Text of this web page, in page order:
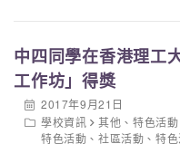
中四同學在香港理工
工作坊」得獎
2017年9月21日
學校資訊
其他 、特色活動
特色活動 、社區活動 、特